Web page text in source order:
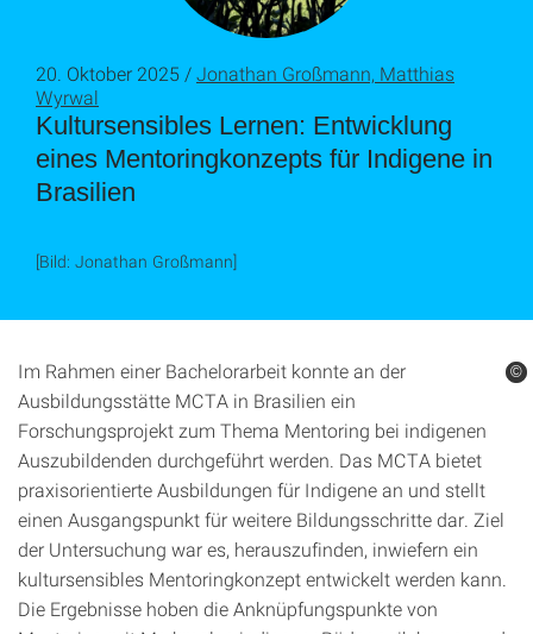
Kultursensibles Lernen: Entwicklung
eines Mentoringkonzepts für Indigene in
Brasilien
20. Oktober 2025 /Jonathan Großmann, Matthias
Wyrwal
[Bild: Jonathan Großmann]
Im Rahmen einer Bachelorarbeit konnte an der
Ausbildungsstätte MCTA in Brasilien ein
Forschungsprojekt zum Thema Mentoring bei indigenen
Auszubildenden durchgeführt werden. Das MCTA bietet
praxisorientierte Ausbildungen für Indigene an und stellt
einen Ausgangspunkt für weitere Bildungsschritte dar. Ziel
der Untersuchung war es, herauszufinden, inwiefern ein
kultursensibles Mentoringkonzept entwickelt werden kann.
Die Ergebnisse hoben die Anknüpfungspunkte von
©
©